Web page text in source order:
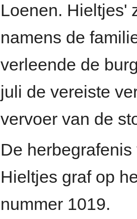
Loenen. Hieltjes'
namens de
verleende de
juli de vereiste
vervoer van de
De
Hieltjes graf op
nummer 1019.